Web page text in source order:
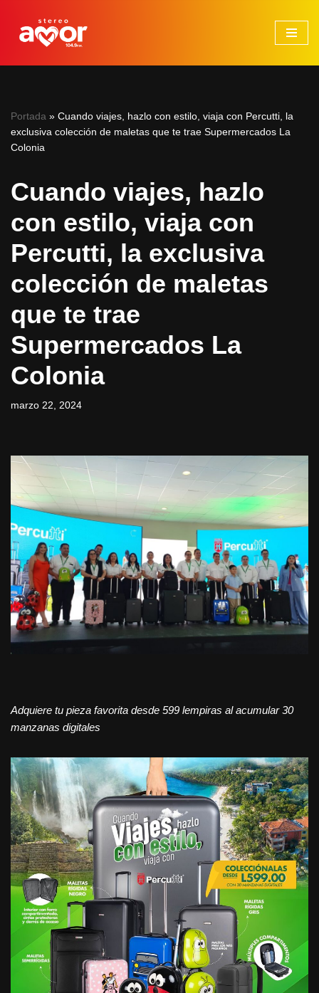
Saltar
Portada » Cuando viajes, hazlo con estilo, viaja con Percutti, la
exclusiva colección de maletas que te trae Supermercados La
Colonia
Cuando viajes, hazlo
con estilo, viaja con
Percutti, la exclusiva
colección de maletas
que te trae
Supermercados La
Colonia
marzo 22, 2024
Adquiere tu pieza favorita desde 599 lempiras al acumular 30
manzanas digitales